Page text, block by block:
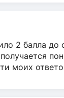
2 балла до
моих